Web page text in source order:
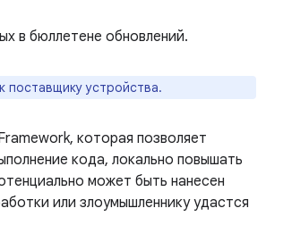
в бюллетене обновлений.
поставщику устройства.
которая позволяет
кода, локально повышать
может быть нанесен
или злоумышленнику удастся